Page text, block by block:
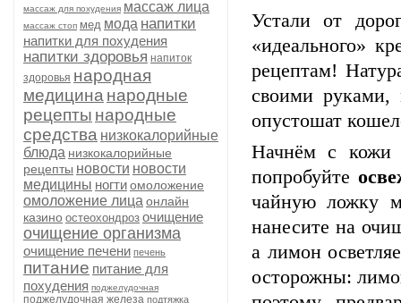
массаж для похудения массаж лица
массаж стоп мед мода напитки
напитки для похудения
напитки здоровья напиток
здоровья народная
медицина народные
рецепты народные
средства низкокалорийные
блюда низкокалорийные
рецепты новости новости
медицины ногтиомоложение
омоложение лица онлайн
казино остеохондроз очищение
очищение организма
очищение печени печень
питание питание для
похудения поджелудочная
поджелудочная железа подтяжка
Устали от
«идеального»
рецептам!
своими руками,
опустошат
Начнём с кожи
попробуйте
чайную ложку
нанесите на
а лимон
осторожны: